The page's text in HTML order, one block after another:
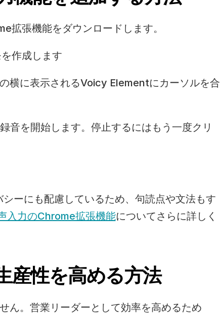
拡張機能をダウンロードします。
作成します
横に表示されるVoicy Elementにカーソルを合
音を開始します。停止するにはもう一度クリ
ーにも配慮しているため、句読点や文法もす
入力のChrome拡張機能についてさらに詳しく
産性を高める方法
ん。営業リーダーとして効率を高めるため